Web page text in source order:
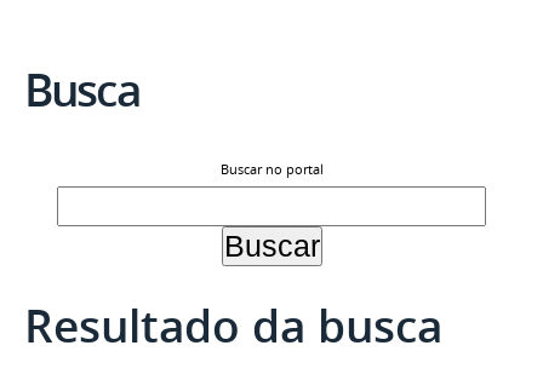
Busca
Buscar no portal
Resultado da busca